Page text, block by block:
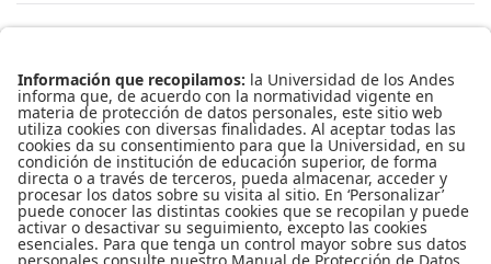
Conecta-TE | Centro de Innovación en Tecnología y Educación
Edificio Pedro Navas, 1er piso
Teléfono: 3394949
Extensión: 3930
Copyright © 2016
Todos los derechos reservados